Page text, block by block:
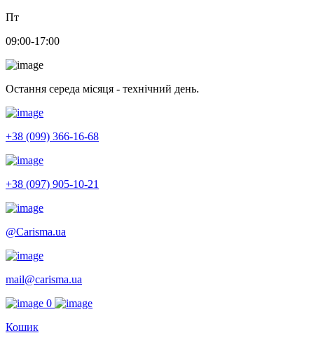
Пт
09:00-17:00
Остання середа місяця - технічний день.
+38 (099) 366-16-68
+38 (097) 905-10-21
@Carisma.ua
mail@carisma.ua
0
Кошик